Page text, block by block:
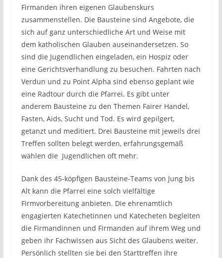
Firmanden ihren eigenen Glaubenskurs
zusammenstellen. Die Bausteine sind Angebote, die
sich auf ganz unterschiedliche Art und Weise mit
dem katholischen Glauben auseinandersetzen. So
sind die Jugendlichen eingeladen, ein Hospiz oder
eine Gerichtsverhandlung zu besuchen. Fahrten nach
Verdun und zu Point Alpha sind ebenso geplant wie
eine Radtour durch die Pfarrei. Es gibt unter
anderem Bausteine zu den Themen Fairer Handel,
Fasten, Aids, Sucht und Tod. Es wird gepilgert,
getanzt und meditiert. Drei Bausteine mit jeweils drei
Treffen sollten belegt werden, erfahrungsgemäß
wählen die Jugendlichen oft mehr.
Dank des 45-köpfigen Bausteine-Teams von Jung bis
Alt kann die Pfarrei eine solch vielfältige
Firmvorbereitung anbieten. Die ehrenamtlich
engagierten Katechetinnen und Katecheten begleiten
die Firmandinnen und Firmanden auf ihrem Weg und
geben ihr Fachwissen aus Sicht des Glaubens weiter.
Persönlich stellten sie bei den Starttreffen ihre